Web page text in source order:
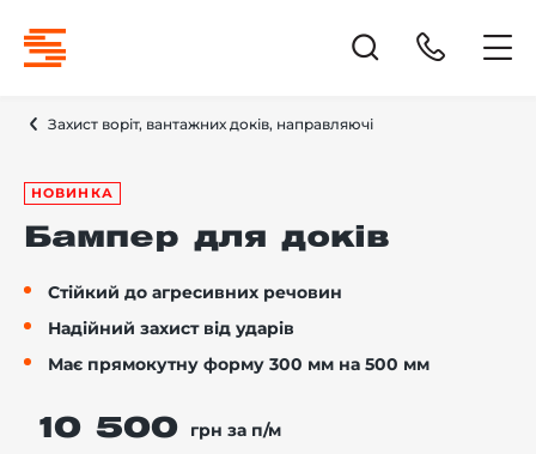
Захист воріт, вантажних доків, направляючі
НОВИНКА
Бампер для доків
Стійкий до агресивних речовин
Надійний захист від ударів
Має прямокутну форму 300 мм на 500 мм
10 500 грн за п/м